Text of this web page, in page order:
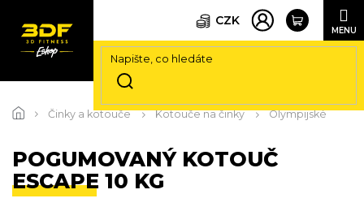
na
CZK
Činky a kotouče Kotouče na činky Olympijské
POGUMOVANÝ KOTOUČ
ESCAPE 10 KG